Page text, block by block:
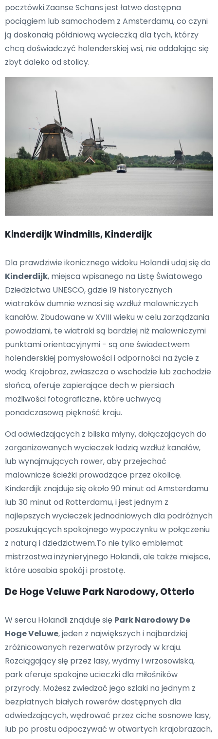
pocztówki.Zaanse Schans jest łatwo dostępna
pociągiem lub samochodem z Amsterdamu, co czyni
ją doskonałą półdniową wycieczką dla tych, którzy
chcą doświadczyć holenderskiej wsi, nie oddalając się
zbyt daleko od stolicy.
Kinderdijk Windmills, Kinderdijk
Dla prawdziwie ikonicznego widoku Holandii udaj się do
Kinderdijk, miejsca wpisanego na Listę Światowego
Dziedzictwa UNESCO, gdzie 19 historycznych
wiatraków dumnie wznosi się wzdłuż malowniczych
kanałów. Zbudowane w XVIII wieku w celu zarządzania
powodziami, te wiatraki są bardziej niż malowniczymi
punktami orientacyjnymi - są one świadectwem
holenderskiej pomysłowości i odporności na życie z
wodą. Krajobraz, zwłaszcza o wschodzie lub zachodzie
słońca, oferuje zapierające dech w piersiach
możliwości fotograficzne, które uchwycą
ponadczasową piękność kraju.
Od odwiedzających z bliska młyny, dołączających do
zorganizowanych wycieczek łodzią wzdłuż kanałów,
lub wynajmujących rower, aby przejechać
malownicze ścieżki prowadzące przez okolicę.
Kinderdijk znajduje się około 90 minut od Amsterdamu
lub 30 minut od Rotterdamu, i jest jednym z
najlepszych wycieczek jednodniowych dla podróżnych
poszukujących spokojnego wypoczynku w połączeniu
z naturą i dziedzictwem.To nie tylko emblemat
mistrzostwa inżynieryjnego Holandii, ale także miejsce,
które uosabia spokój i prostotę.
De Hoge Veluwe Park Narodowy, Otterlo
W sercu Holandii znajduje się Park Narodowy De
Hoge Veluwe, jeden z największych i najbardziej
zróżnicowanych rezerwatów przyrody w kraju.
Rozciągający się przez lasy, wydmy i wrzosowiska,
park oferuje spokojne ucieczki dla miłośników
przyrody. Możesz zwiedzać jego szlaki na jednym z
bezpłatnych białych rowerów dostępnych dla
odwiedzających, wędrować przez ciche sosnowe lasy,
lub po prostu odpoczywać w otwartych krajobrazach,